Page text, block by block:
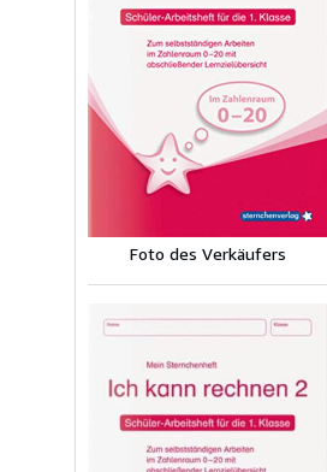
Foto des Verkäufers